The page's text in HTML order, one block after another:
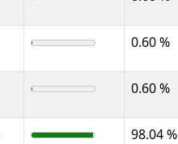
0.60 %
0.60 %
98.04 %